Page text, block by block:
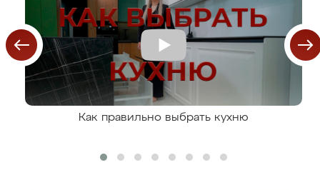
Как правильно выбрать кухню